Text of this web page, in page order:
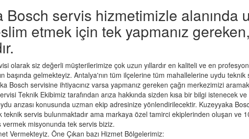
Bosch servis hizmetimizle alanında
etmek için tek yapmanız
olarak siz değerli müşterilerimize çok uzun yıllardır en kaliteli ve en
başında gelmekteyiz. Antalya'nın tüm ilçelerine tüm mahallelerine uydu teknik
Bosch servisine ihtiyacınız varsa yapmanız gereken çağrı merkezimizi
Teknik Ekibimiz tarafından arıza hakkında sizden kısa bir bilgi istenecek ve
arızası konusunda uzman ekip adresinize yönlendirilecektir. Kuzeyyaka
teknik servis bulunmaktadır ama markaya özel tamirci ekiplerinden oluşan ve
misyonunda tek servis biziz.
Vermekteyiz. Öne Çıkan bazı Hizmet Bölgelerimiz: